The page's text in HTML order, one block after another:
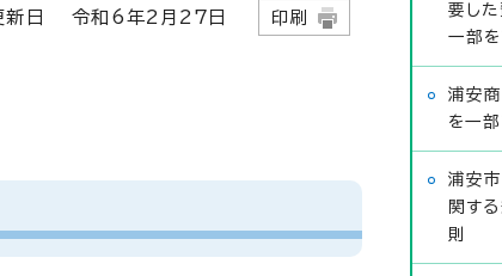
新日 令和6年2月 27 日 印刷
要し
一部
浦安
を一
浦安
関す
則